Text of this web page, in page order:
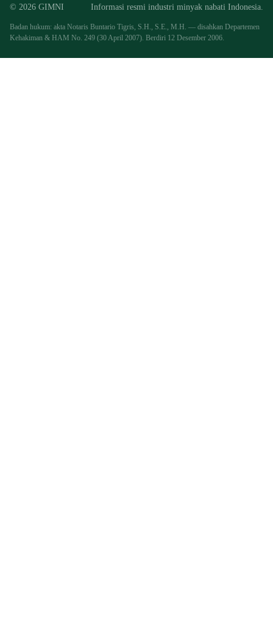
© 2026 GIMNI Informasi resmi industri minyak nabati Indonesia.
Badan hukum: akta Notaris Buntario Tigris, S.H., S.E., M.H. — disahkan Departemen
Kehakiman & HAM No. 249 (30 April 2007). Berdiri 12 Desember 2006.